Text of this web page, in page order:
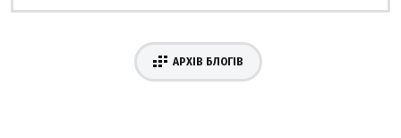
АРХІВ БЛОГІВ